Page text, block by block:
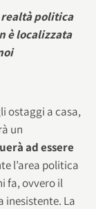
politica
è localizzata
ostaggi a casa,
un
ad essere
l’area politica
fa, ovvero il
La